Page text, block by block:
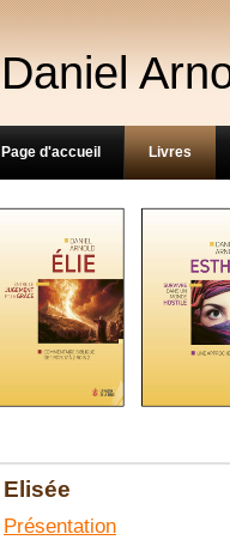
Daniel
Elisée
Présentation
Page d'accueil Livres